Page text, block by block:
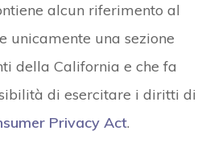
alcun riferimento al
unicamente una sezione
della California e che fa
di esercitare i diritti di
Privacy Act.